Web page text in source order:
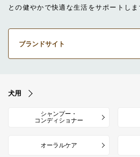
との健やかで快適な生活をサポートしま
ブランドサイト
犬用
シャンプー・
コンディショナー
オーラルケア